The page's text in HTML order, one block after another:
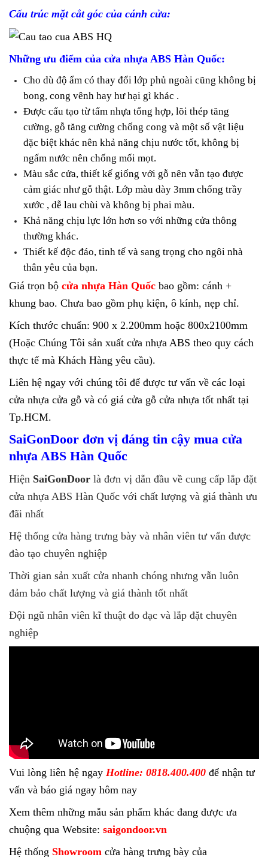
Cấu trúc mặt cắt góc của cánh cửa:
Những ưu điểm của cửa nhựa ABS Hàn Quốc:
Cho dù độ ẩm có thay đổi lớp phủ ngoài cũng không bị
bong, cong vênh hay hư hại gì khác .
Được cấu tạo từ tấm nhựa tổng hợp, lõi thép tăng
cường, gỗ tăng cường chống cong và một số vật liệu
đặc biệt khác nên khả năng chịu nước tốt, không bị
ngấm nước nên chống mối mọt.
Màu sắc cửa, thiết kế giống với gỗ nên vẫn tạo được
cảm giác như gỗ thật. Lớp màu dày 3mm chống trầy
xước , dễ lau chùi và không bị phai màu.
Khả năng chịu lực lớn hơn so với những cửa thông
thường khác.
Thiết kế độc đáo, tinh tế và sang trọng cho ngôi nhà
thân yêu của bạn.
Giá trọn bộ cửa nhựa Hàn Quốc bao gồm: cánh +
khung bao. Chưa bao gồm phụ kiện, ô kính, nẹp chỉ.
Kích thước chuẩn: 900 x 2.200mm hoặc 800x2100mm
(Hoặc Chúng Tôi sản xuất cửa nhựa ABS theo quy cách
thực tế mà Khách Hàng yêu cầu).
Liên hệ ngay với chúng tôi để được tư vấn về các loại
cửa nhựa cửa gỗ và có giá cửa gỗ cửa nhựa tốt nhất tại
Tp.HCM.
SaiGonDoor đơn vị đáng tin cậy mua cửa
nhựa ABS Hàn Quốc
Hiện SaiGonDoor là đơn vị dẫn đầu về cung cấp lắp đặt
cửa nhựa ABS Hàn Quốc với chất lượng và giá thành ưu
đãi nhất
Hệ thống cửa hàng trưng bày và nhân viên tư vấn được
đào tạo chuyên nghiệp
Thời gian sản xuất cửa nhanh chóng nhưng vẫn luôn
đảm bảo chất lượng và giá thành tốt nhất
Đội ngũ nhân viên kĩ thuật đo đạc và lắp đặt chuyên
nghiệp
Vui lòng liên hệ ngay Hotline: 0818.400.400 để nhận tư
vấn và báo giá ngay hôm nay
Xem thêm những mẫu sản phẩm khác đang được ưa
chuộng qua Website: saigondoor.vn
Hệ thống Showroom cửa hàng trưng bày của